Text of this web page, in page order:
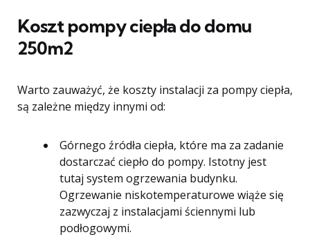
Koszt pompy ciepła do domu
250m2
Warto zauważyć, że koszty instalacji za pompy ciepła,
są zależne między innymi od:
Górnego źródła ciepła, które ma za zadanie
dostarczać ciepło do pompy. Istotny jest
tutaj system ogrzewania budynku.
Ogrzewanie niskotemperaturowe wiąże się
zazwyczaj z instalacjami ściennymi lub
podłogowymi.